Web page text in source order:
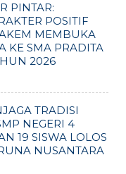
PINTAR:
POSITIF
MEMBUKA
KE SMA PRADITA
2026
TRADISI
NEGERI 4
19 SISWA LOLOS
NUSANTARA